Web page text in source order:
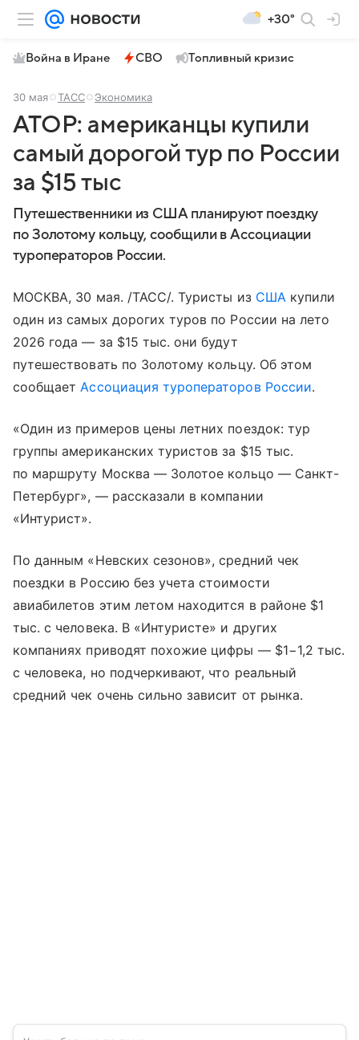
+30°
Война в Иране СВО Топливный кризис
30 мая ТАСС Экономика
АТОР: американцы купили
самый дорогой тур по России
за $15 тыс
Путешественники из США планируют поездку
по Золотому кольцу, сообщили в Ассоциации
туроператоров России.
МОСКВА, 30 мая. /ТАСС/. Туристы из СШАкупили
один из самых дорогих туров по России на лето
2026 года — за $15 тыс. они будут
путешествовать по Золотому кольцу. Об этом
сообщаетАссоциация туроператоров России.
«Один из примеров цены летних поездок: тур
группы американских туристов за $15 тыс.
по маршруту Москва — Золотое кольцо — Санкт-
Петербург», — рассказали в компании
«Интурист».
По данным «Невских сезонов», средний чек
поездки в Россию без учета стоимости
авиабилетов этим летом находится в районе $1
тыс. с человека. В «Интуристе» и других
компаниях приводят похожие цифры — $1−1,2 тыс.
с человека, но подчеркивают, что реальный
средний чек очень сильно зависит от рынка.